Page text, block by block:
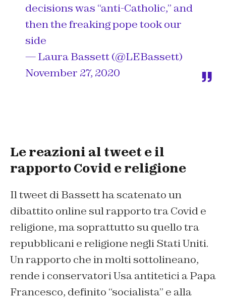
decisions was “anti-Catholic,” and
then the freaking pope took our
side
— Laura Bassett (@LEBassett)
November 27, 2020
Le reazioni al tweet e il
rapporto Covid e religione
Il tweet di Bassett ha scatenato un
dibattito online sul rapporto tra Covid e
religione, ma soprattutto su quello tra
repubblicani e religione negli Stati Uniti.
Un rapporto che in molti sottolineano,
rende i conservatori Usa antitetici a Papa
Francesco, definito “socialista” e alla